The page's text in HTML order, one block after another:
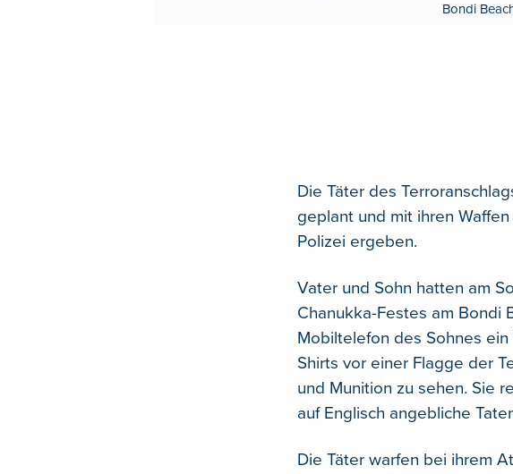
Bondi
Die Täter des
geplant und mit ihren
Polizei ergeben.
Vater und Sohn hatten am
Chanukka-Festes am Bondi
Mobiltelefon des Sohnes
Shirts vor einer Flagge der
und Munition zu sehen. Sie
auf Englisch angebliche
Die Täter warfen bei ihrem